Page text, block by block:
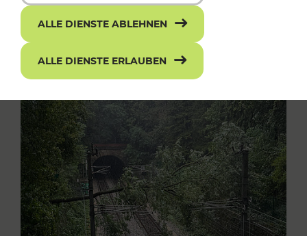
ALLE DIENSTE ABLEHNEN
ALLE DIENSTE ERLAUBEN